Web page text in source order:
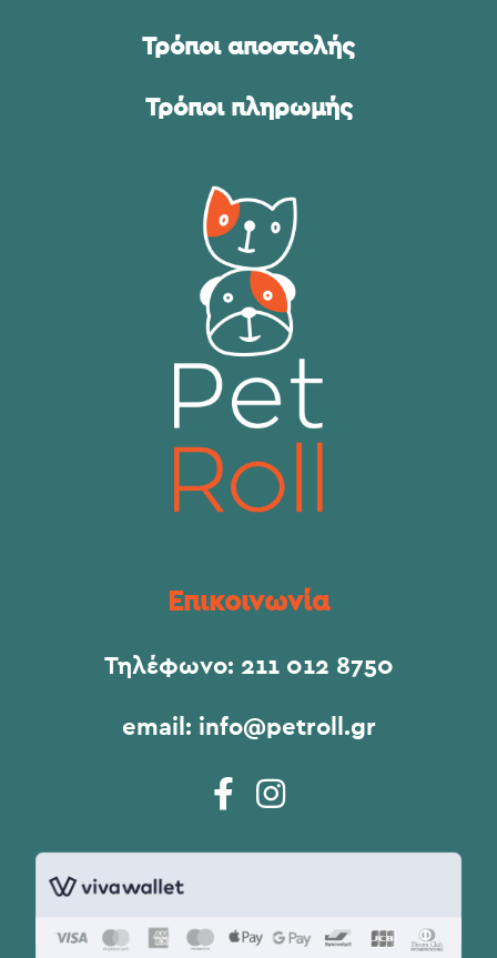
Τρόποι αποστολής
Τρόποι πληρωμής
Επικοινωνία
Τηλέφωνο: 211 012 8750
email: info@petroll.gr